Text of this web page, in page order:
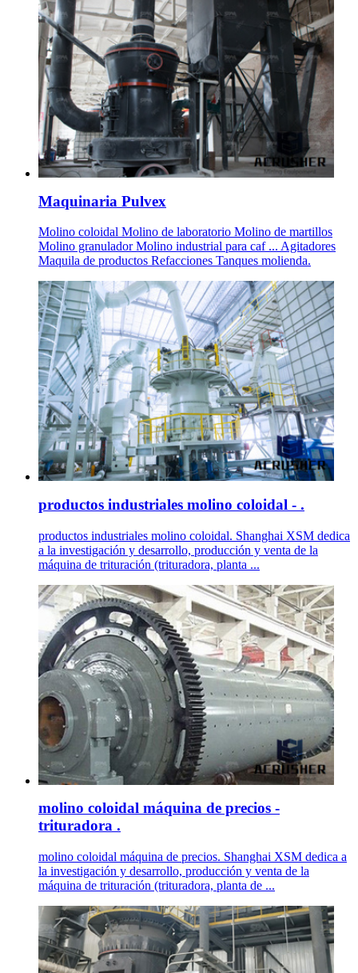
Maquinaria Pulvex
Molino coloidal Molino de laboratorio Molino de martillos
Molino granulador Molino industrial para caf ... Agitadores
Maquila de productos Refacciones Tanques molienda.
productos industriales molino coloidal - .
productos industriales molino coloidal. Shanghai XSM dedica
a la investigación y desarrollo, producción y venta de la
máquina de trituración (trituradora, planta ...
molino coloidal máquina de precios -
trituradora .
molino coloidal máquina de precios. Shanghai XSM dedica a
la investigación y desarrollo, producción y venta de la
máquina de trituración (trituradora, planta de ...